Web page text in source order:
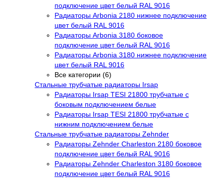
подключение цвет белый RAL 9016
Радиаторы Arbonia 2180 нижнее подключение
цвет белый RAL 9016
Радиаторы Arbonia 3180 боковое
подключение цвет белый RAL 9016
Радиаторы Arbonia 3180 нижнее подключение
цвет белый RAL 9016
Все категории (6)
Стальные трубчатые радиаторы Irsap
Радиаторы Irsap TESI 21800 трубчатые с
боковым подключением белые
Радиаторы Irsap TESI 21800 трубчатые с
нижним подключением белые
Стальные трубчатые радиаторы Zehnder
Радиаторы Zehnder Charleston 2180 боковое
подключение цвет белый RAL 9016
Радиаторы Zehnder Charleston 3180 боковое
подключение цвет белый RAL 9016